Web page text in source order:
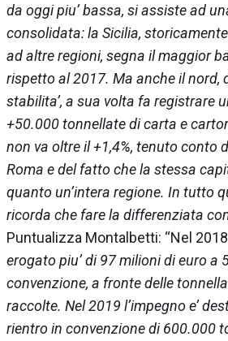
da oggi piu’ bassa, si assiste ad
consolidata: la Sicilia,
ad altre regioni, segna il maggior
rispetto al 2017. Ma anche il nord,
stabilita’, a sua volta fa registrare
+50.000 tonnellate di carta e
non va oltre il +1,4%, tenuto conto
Roma e del fatto che la stessa
quanto un’intera regione. In tutto
ricorda che fare la differenziata
Puntualizza Montalbetti: “Nel 2018
erogato piu’ di 97 milioni di euro a
convenzione, a fronte delle
raccolte. Nel 2019 l’impegno e’
rientro in convenzione di 600.000